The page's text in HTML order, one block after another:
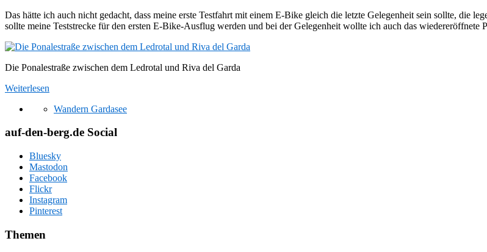
Das hätte ich auch nicht gedacht, dass meine erste Testfahrt mit einem E-Bike gleich die letzte Gelegenheit sein sollte, die
sollte meine Teststrecke für den ersten E-Bike-Ausflug werden und bei der Gelegenheit wollte ich auch das wiedereröffnete
Die Ponalestraße zwischen dem Ledrotal und Riva del Garda
Weiterlesen
Wandern Gardasee
auf-den-berg.de Social
Bluesky
Mastodon
Facebook
Flickr
Instagram
Pinterest
Themen